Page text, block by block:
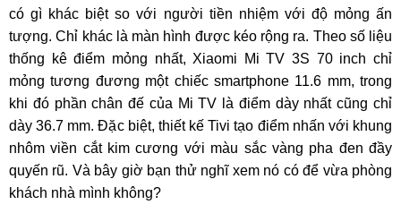
có gì khác biệt so với người tiền nhiệm với độ mỏng ấn
tượng. Chỉ khác là màn hình được kéo rộng ra. Theo số liệu
thống kê điểm mỏng nhất, Xiaomi Mi TV 3S 70 inch chỉ
mỏng tương đương một chiếc smartphone 11.6 mm, trong
khi đó phần chân đế của Mi TV là điểm dày nhất cũng chỉ
dày 36.7 mm. Đặc biệt, thiết kế Tivi tạo điểm nhấn với khung
nhôm viền cắt kim cương với màu sắc vàng pha đen đầy
quyến rũ. Và bây giờ bạn thử nghĩ xem nó có để vừa phòng
khách nhà mình không?